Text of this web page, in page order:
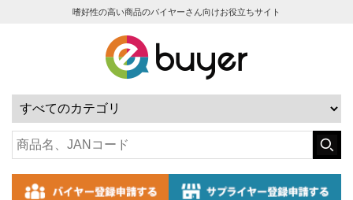
嗜好性の高い商品のバイヤーさん向けお役立ちサイト